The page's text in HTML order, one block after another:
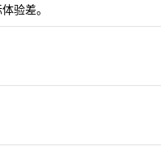
验差。